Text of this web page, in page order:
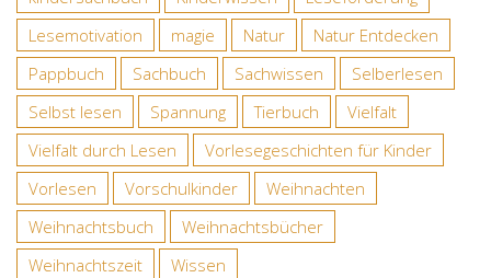
Lesemotivation
magie Natur
Natur Entdecken
Pappbuch
Sachbuch Sachwissen
Selberlesen
Selbst lesen
Spannung Tierbuch
Vielfalt
Vielfalt durch Lesen
Vorlesegeschichten für Kinder
Vorlesen
Vorschulkinder
Weihnachten
Weihnachtsbuch
Weihnachtsbücher
Weihnachtszeit
Wissen